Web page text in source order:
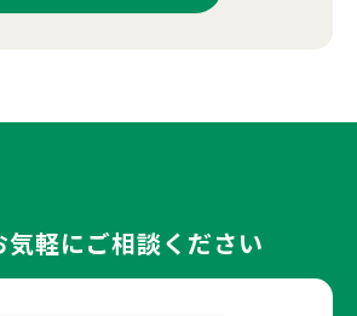
気軽にご相談ください